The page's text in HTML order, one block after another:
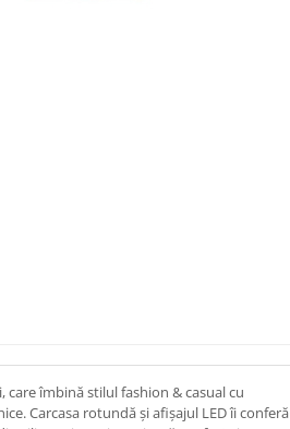
îmbină stilul fashion & casual cu
Carcasa rotundă și afișajul LED îi conferă